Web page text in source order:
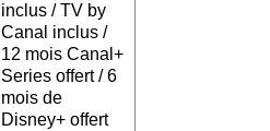
inclus / TV by
Canal inclus /
12 mois Canal+
Series offert / 6
mois de
Disney+ offert